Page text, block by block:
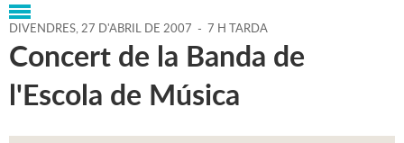
DIVENDRES,27 D'ABRIL DE 2007 - 7 H TARDA
Concert de la Banda de
l'Escola de Música